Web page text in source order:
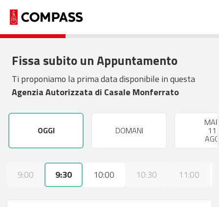
Fissa subito un Appuntamento
Ti proponiamo la prima data disponibile in questa
Agenzia Autorizzata di Casale Monferrato
OGGI DOMANI 11
9:00 9:30 10:00 10:30 11:00